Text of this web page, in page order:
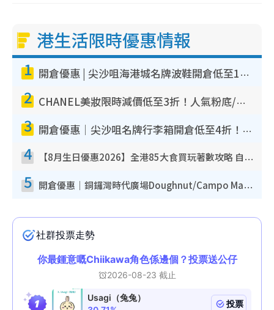
港生活限時優惠情報
1 開倉優惠 | 尖沙咀海港城名牌波鞋開倉低至1折！On鞋$899起／Joy&Peace鞋履$98起
2 CHANEL美妝限時減價低至3折！人氣粉底/唇膏/精華液低至$275！COCO香水都有平
3 開倉優惠｜尖沙咀名牌行李箱開倉低至4折！一連5日 American Tourister/ace./Hallmark $200起！
4 【8月生日優惠2026】全港85大食買玩著數攻略 自助餐/火鍋放題同行免費＋誠品/DONKI送現金券
5 開倉優惠｜銅鑼灣時代廣場Doughnut/Campo Marzio開倉低至1折！背囊、書包、手袋劈價$200起